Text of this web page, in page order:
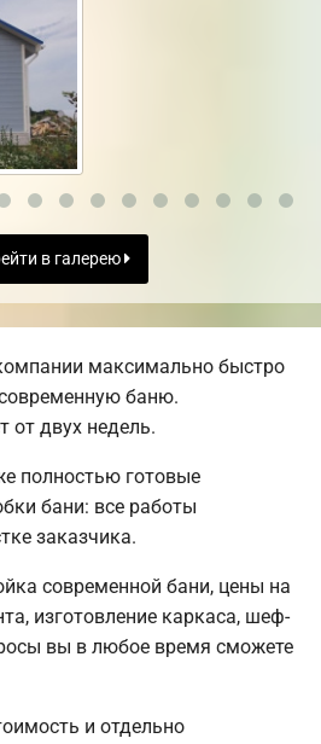
в галерею
максимально быстро
баню.
от двух недель.
полностью готовые
бани: все работы
заказчика.
современной бани, цены на
изготовление каркаса, шеф-
вы в любое время сможете
и отдельно